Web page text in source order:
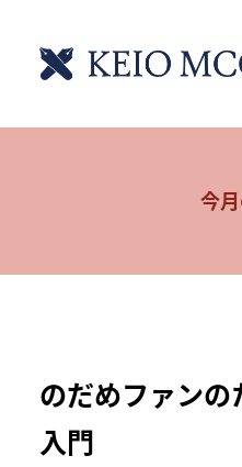
今
のだめファンの
入門